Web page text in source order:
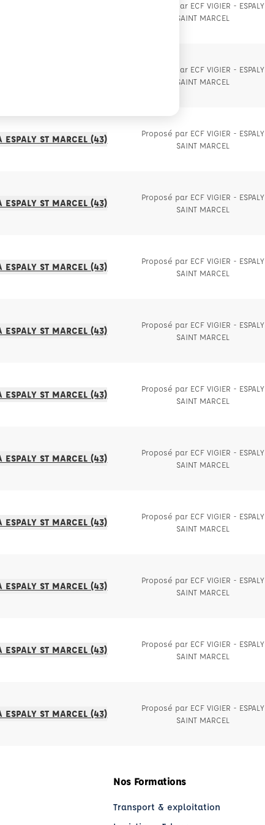
Proposé par ECF VIGIER - ESPALY
SAINT MARCEL
Proposé par ECF VIGIER - ESPALY
SAINT MARCEL
ESPALY ST MARCEL (43)
Proposé par ECF VIGIER - ESPALY
SAINT MARCEL
ESPALY ST MARCEL (43)
Proposé par ECF VIGIER - ESPALY
SAINT MARCEL
ESPALY ST MARCEL (43)
Proposé par ECF VIGIER - ESPALY
SAINT MARCEL
ESPALY ST MARCEL (43)
Proposé par ECF VIGIER - ESPALY
SAINT MARCEL
ESPALY ST MARCEL (43)
Proposé par ECF VIGIER - ESPALY
SAINT MARCEL
ESPALY ST MARCEL (43)
Proposé par ECF VIGIER - ESPALY
SAINT MARCEL
ESPALY ST MARCEL (43)
Proposé par ECF VIGIER - ESPALY
SAINT MARCEL
ESPALY ST MARCEL (43)
Proposé par ECF VIGIER - ESPALY
SAINT MARCEL
ESPALY ST MARCEL (43)
Proposé par ECF VIGIER - ESPALY
SAINT MARCEL
ESPALY ST MARCEL (43)
Proposé par ECF VIGIER - ESPALY
SAINT MARCEL
Nos Formations
Transport & exploitation